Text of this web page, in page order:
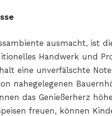
ausmacht, ist
Handwerk und
eine unverfälschte
nahegelegenen
das Genießerherz
freuen, können